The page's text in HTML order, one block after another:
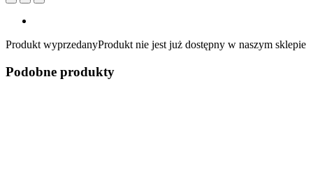
Produkt wyprzedanyProdukt nie jest już dostępny w naszym sklepie
Podobne produkty